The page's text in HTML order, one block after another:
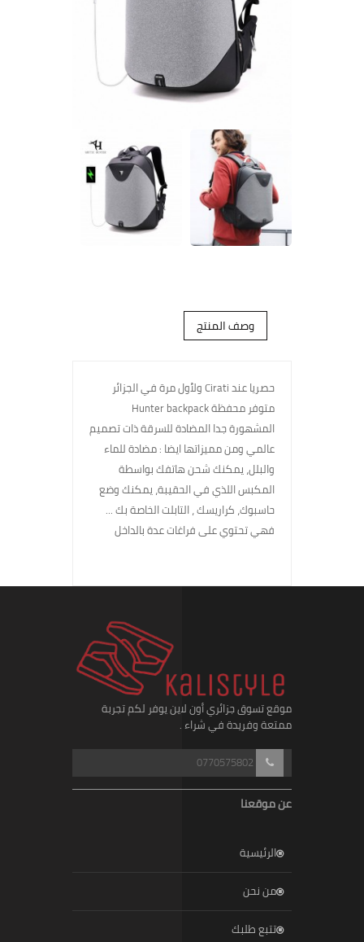
وصف المنتج
حصريا عند Cirati ولأول مرة في الجزائر
متوفر محفظة Hunter backpack
المشهورة جدا المضادة للسرقة ذات تصميم
عالمي ومن مميزاتها ايضا : مضادة للماء
والبلل، يمكنك شحن هاتفك بواسطة
المكبس اللذي في الحقيبة، يمكنك وضع
حاسبوك، كراريسك ، التابلت الخاصة بك ...
فهي تحتوي على فراغات عدة بالداخل
موقع تسوق جزائري أون لاين يوفر لكم تجربة
ممتعة وفريدة في شراء .
0770575802
عن موقعنا
الرئيسية
من نحن
تتبع طلبك